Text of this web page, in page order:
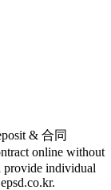
& 合同
online without
individual